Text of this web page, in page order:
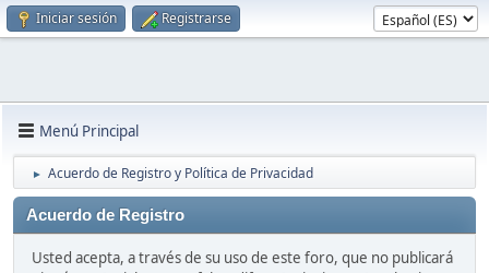
Iniciar sesión Registrarse
Menú Principal
► Acuerdo de Registro y Política de Privacidad
Acuerdo de Registro
Usted acepta, a través de su uso de este foro, que no publicará